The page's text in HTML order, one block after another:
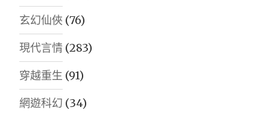
玄幻仙俠 (76)
現代言情(283)
穿越重生 (91)
網遊科幻 (34)